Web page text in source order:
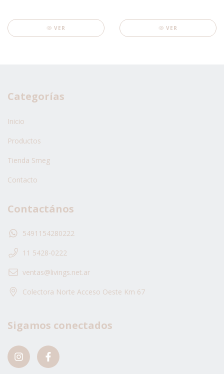
VER VER
Categorías
Inicio
Productos
Tienda Smeg
Contacto
Contactános
5491154280222
11 5428-0222
ventas@livings.net.ar
Colectora Norte Acceso Oeste Km 67
Sigamos conectados